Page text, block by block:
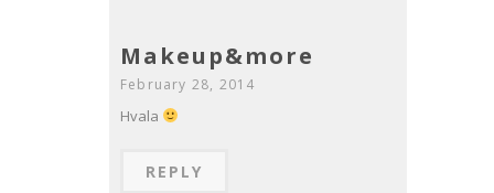
Makeup&more
February 28, 2014
Hvala
REPLY